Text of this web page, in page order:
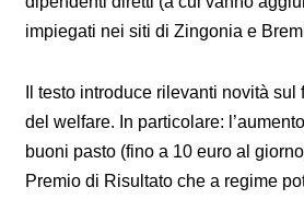
impiegati nei siti di Zingonia e
Il testo introduce rilevanti novità sul
del welfare. In particolare:
buoni pasto (fino a 10 euro al
Premio di Risultato che a regime